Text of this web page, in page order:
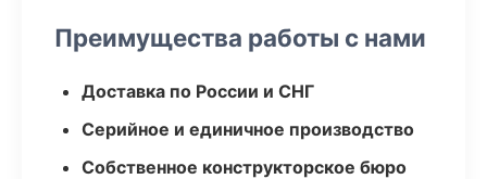
Преимущества работы с нами
Доставка по России и СНГ
Серийное и единичное производство
Собственное конструкторское бюро